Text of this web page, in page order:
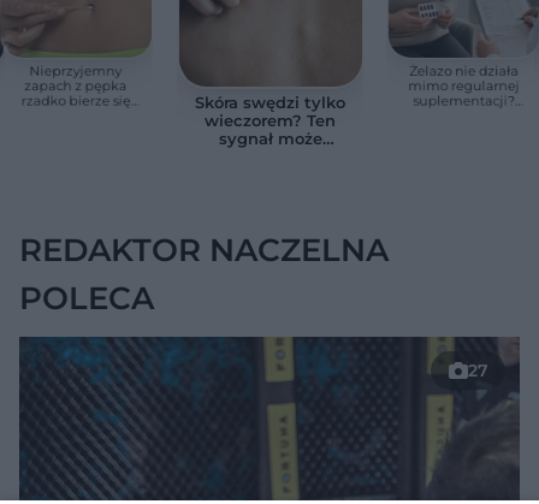
Nieprzyjemny
zapach z pępka
rzadko bierze się
Skóra swędzi tylko
wieczorem? Ten
sygnał może
Żelazo nie działa
mimo regularnej
suplementacji?
REDAKTOR NACZELNA
POLECA
27